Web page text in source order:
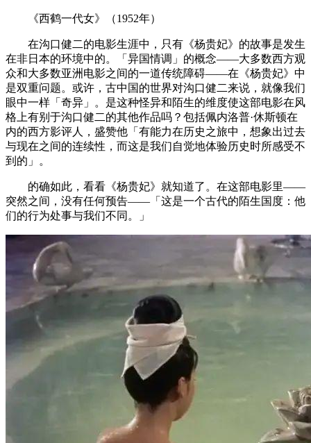
《西鹤一代女》（1952年）
在沟口健二的电影生涯中，只有《杨贵妃》的故事是发生
在非日本的环境中的。「异国情调」的概念——大多数西方观
众和大多数亚洲电影之间的一道传统障碍——在《杨贵妃》中
是双重问题。或许，古中国的世界对沟口健二来说，就像我们
眼中一样「奇异」。是这种怪异和陌生的维度使这部电影在风
格上有别于沟口健二的其他作品吗？包括佩内洛普·休斯顿在
内的西方影评人，盛赞他「有能力在历史之旅中，想象出过去
与现在之间的连续性，而这是我们自觉地体验历史时所感受不
到的」。
的确如此，看看《杨贵妃》就知道了。在这部电影里——
突然之间，没有任何预告——「这是一个古代的陌生国度：他
们的行为处事与我们不同。」